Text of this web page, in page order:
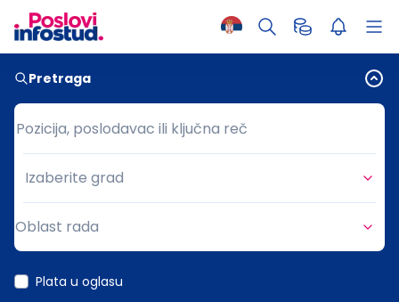
Pretraga
Pozicija, poslodavac ili ključna reč
Pozicija, poslodavac ili ključna reč
Grad
Izaberite grad
Oblast rada
Plata u oglasu